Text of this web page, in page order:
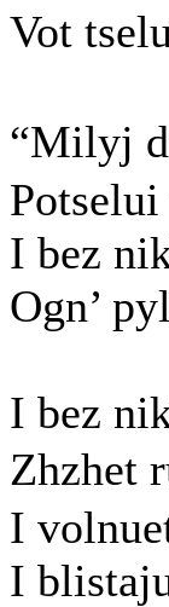
Vot
“Milyj
I bez
Ogn’
I bez
Zhzhet
I
I